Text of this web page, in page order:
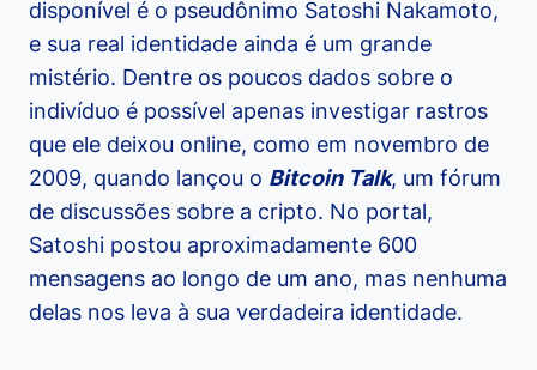
disponível é o pseudônimo Satoshi Nakamoto,
e sua real identidade ainda é um grande
mistério. Dentre os poucos dados sobre o
indivíduo é possível apenas investigar rastros
que ele deixou online, como em novembro de
2009, quando lançou o Bitcoin Talk, um fórum
de discussões sobre a cripto. No portal,
Satoshi postou aproximadamente 600
mensagens ao longo de um ano, mas nenhuma
delas nos leva à sua verdadeira identidade.